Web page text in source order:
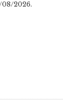
08/2026.